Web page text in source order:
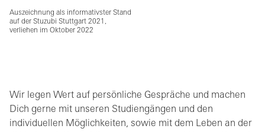
Auszeichnung als informativster Stand
auf der Stuzubi Stuttgart 2021,
verliehen im Oktober 2022
Wir legen Wert auf persönliche Gespräche und machen
Dich gerne mit unseren Studiengängen und den
individuellen Möglichkeiten, sowie mit dem Leben an der